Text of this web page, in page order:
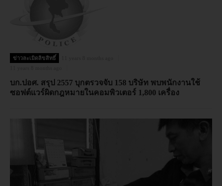
ข่าวละเมิดลิขสิทธิ์
บก.ปอศ. สรุป 2557 บุกตรวจจับ 158 บริษัท พบพนักงานใช้
ซอฟต์แวร์ผิดกฎหมายในคอมพิวเตอร์ 1,800 เครื่อง